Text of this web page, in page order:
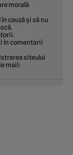
morală
cauză și să nu
în comentarii
siteului
mail: